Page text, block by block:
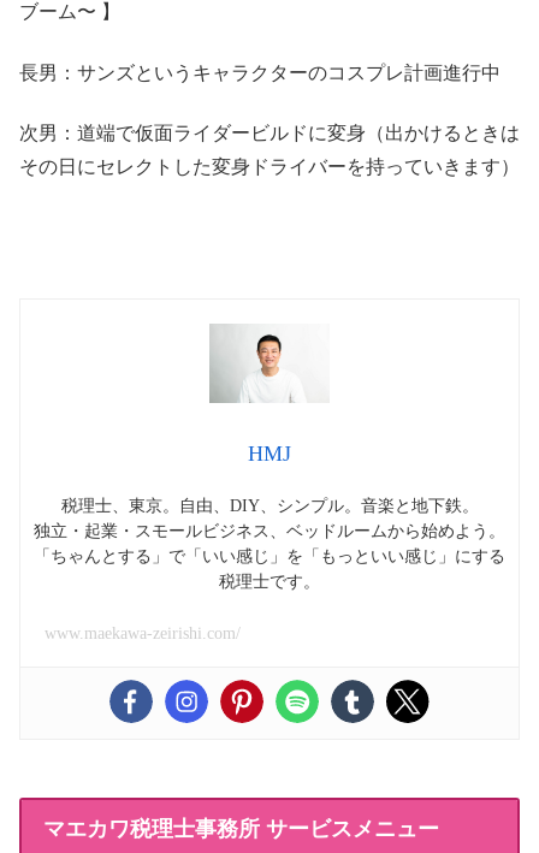
ブーム〜 】
長男：サンズというキャラクターのコスプレ計画進行中
次男：道端で仮面ライダービルドに変身（出かけるときは
その日にセレクトした変身ドライバーを持っていきます）
HMJ
税理士、東京。自由、DIY、シンプル。音楽と地下鉄。
独立・起業・スモールビジネス、ベッドルームから始めよう。
「ちゃんとする」で「いい感じ」を「もっといい感じ」にする
税理士です。
www.maekawa-zeirishi.com/
マエカワ税理士事務所 サービスメニュー